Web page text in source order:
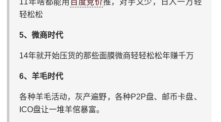
11年啥都能用 百度竞价推，对手又少，日入一万轻
轻松松
5、微商时代
14年就开始压货的那些面膜微商轻轻松松年赚千万
6、羊毛时代
各种羊毛活动，灰产遍野，各种P2P盘、邮币卡盘、
ICO盘让一堆羊倌暴富。